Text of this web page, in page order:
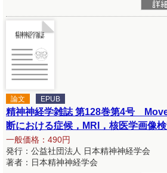
論文 EPUB
精神神経学雑誌 第128巻第4号
断における症候，MRI，核医学画像
一般価格：490円
発行：公益社団法人 日本精神神経学会
著者：日本精神神経学会